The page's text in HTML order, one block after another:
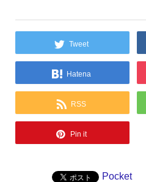
Tweet
Hatena
RSS
Pin it
Pocket